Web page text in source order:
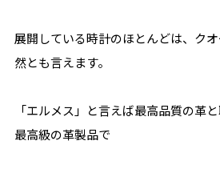
展開している時計のほとんどは、ク
然とも言えます。
「エルメス」と言えば最高品質の革
最高級の革製品で